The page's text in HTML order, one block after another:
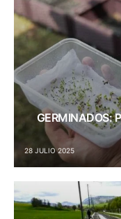
GERMINADOS:
28 JULIO 2025